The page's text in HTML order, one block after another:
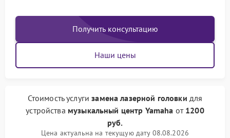
Получить консультацию
Наши цены
Стоимость услугизамена лазерной головки для
устройства музыкальный центр Yamaha от 1200
руб.
Цена актуальна на текущую дату 08.08.2026